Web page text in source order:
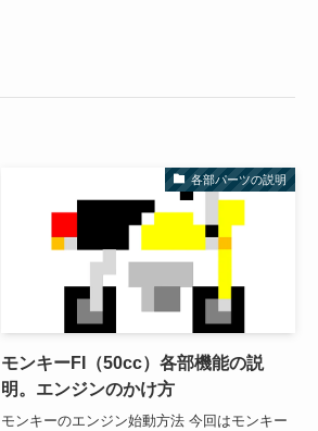
各部パーツの説明
モンキーFI（50cc）各部機能の説
明。エンジンのかけ方
モンキーのエンジン始動方法 今回はモンキー